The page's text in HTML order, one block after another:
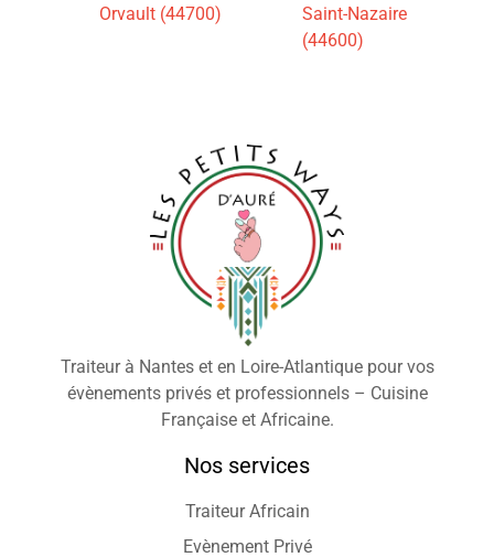
Orvault (44700)
Saint-Nazaire
(44600)
Traiteur à Nantes et en Loire-Atlantique pour vos
évènements privés et professionnels – Cuisine
Française et Africaine.
Nos services
Traiteur Africain
Evènement Privé